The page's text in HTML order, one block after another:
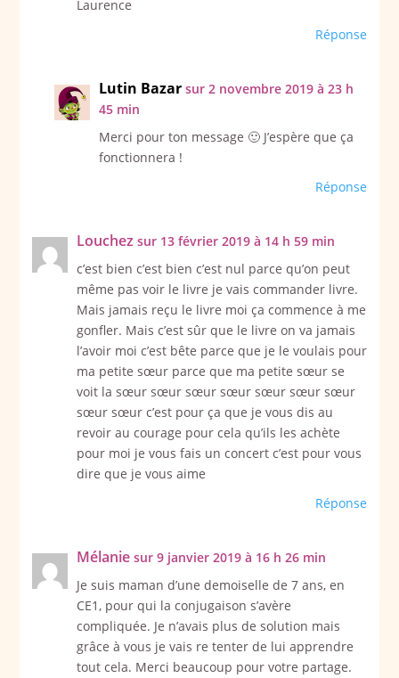
Laurence
Réponse
Lutin Bazar sur 2 novembre 2019 à 23 h
45 min
Merci pour ton message 🙂 J’espère que ça
fonctionnera !
Réponse
Louchez sur 13 février 2019 à 14 h 59 min
c’est bien c’est bien c’est nul parce qu’on peut
même pas voir le livre je vais commander livre.
Mais jamais reçu le livre moi ça commence à me
gonfler. Mais c’est sûr que le livre on va jamais
l’avoir moi c’est bête parce que je le voulais pour
ma petite sœur parce que ma petite sœur se
voit la sœur sœur sœur sœur sœur sœur sœur
sœur sœur c’est pour ça que je vous dis au
revoir au courage pour cela qu’ils les achète
pour moi je vous fais un concert c’est pour vous
dire que je vous aime
Réponse
Mélanie sur 9 janvier 2019 à 16 h 26 min
Je suis maman d’une demoiselle de 7 ans, en
CE1, pour qui la conjugaison s’avère
compliquée. Je n’avais plus de solution mais
grâce à vous je vais re tenter de lui apprendre
tout cela. Merci beaucoup pour votre partage.